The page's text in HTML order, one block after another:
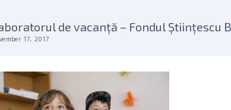
de vacanță – Fondul Științescu
17, 2017